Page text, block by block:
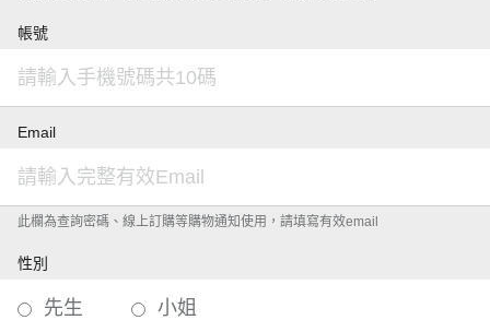
帳號
Email
此欄為查詢密碼、線上訂購等購物通知使用，請填寫有效email
性別
先生 小姐